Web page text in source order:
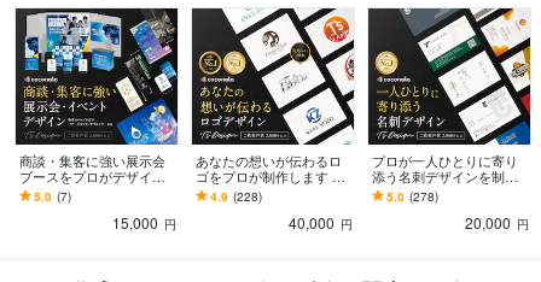
C++:5年CSS:5年HTML:5年 Java:5年
ビジネス・クリエイティブツール
Adobe Illustrator:18年Adobe Photoshop:18年Adobe InDesign:15年
PowerPoint:13年
得意分野
デザイン制作 ロゴデザイン チラシ・ポスター・フライヤーデザイン デ
ータ修正
イラストレーター・フォトショップについて 名刺 地図制作
パッケージデザイン CDジャケット・書籍デザイン
商談・集客に強い展示会
ブースをプロがデザイン
します 初出展でも安
心！“選ばれるブース”を形
5.0 (7)
15,000 円
あなたの想いが伝わるロ
ゴをプロが制作します 大
手企業や著名人からも依
頼! 開業からリニューアル
4.9 (228)
40,000 円
プロが一人ひとりに寄り
添う名刺デザインを制作
します 初回2案ご提案！シ
ョップカード、スタンプ
5.0 (278)
20,000 円